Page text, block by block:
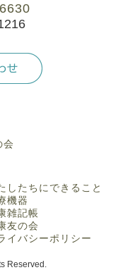
会
したちにできること
機器
雑記帳
友の会
イバシーポリシー
Reserved.